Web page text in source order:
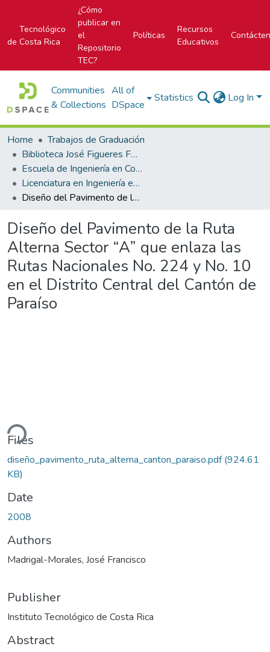
Tecnológico
de Costa Rica
¿Cómo
publicar en
el
Repositorio
TEC?
Políticas
Recursos
Educativos
Communities
& Collections
All of
DSpace
Statistics Log In
Home
Trabajos de Graduación
Biblioteca José Figueres Ferrer
Escuela de Ingeniería en Construcción
Licenciatura en Ingeniería en Construcción
Diseño del Pavimento de la Ruta Alterna Sector “A” que enlaza las Rutas Nacionales No. 224 y No. 10 en el Distrito Central del Cantón de Paraíso
Diseño del Pavimento de la Ruta
Alterna Sector “A” que enlaza las
Rutas Nacionales No. 224 y No. 10
en el Distrito Central del Cantón de
Paraíso
Files
diseño_pavimento_ruta_alterna_canton_paraiso.pdf(924.61
KB)
Date
2008
Authors
Madrigal-Morales, José Francisco
Publisher
Instituto Tecnológico de Costa Rica
Abstract